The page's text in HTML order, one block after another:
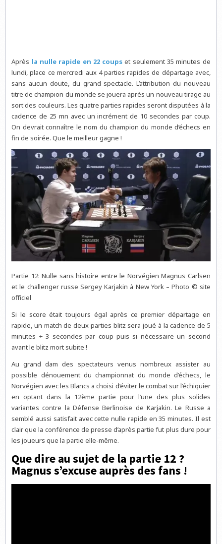
Après la nulle rapide en 22 coups et seulement 35 minutes de
lundi, place ce mercredi aux 4 parties rapides de départage avec,
sans aucun doute, du grand spectacle. L’attribution du nouveau
titre de champion du monde se jouera après un nouveau tirage au
sort des couleurs. Les quatre parties rapides seront disputées à la
cadence de 25 mn avec un incrément de 10 secondes par coup.
On devrait connaître le nom du champion du monde d’échecs en
fin de soirée. Que le meilleur gagne !
Partie 12: Nulle sans histoire entre le Norvégien Magnus Carlsen
et le challenger russe Sergey Karjakin à New York – Photo © site
officiel
Si le score était toujours égal après ce premier départage en
rapide, un match de deux parties blitz sera joué à la cadence de 5
minutes + 3 secondes par coup puis si nécessaire un second
avant le blitz mort subite !
Au grand dam des spectateurs venus nombreux assister au
possible dénouement du championnat du monde d’échecs, le
Norvégien avec les Blancs a choisi d’éviter le combat sur l’échiquier
en optant dans la 12ème partie pour l’une des plus solides
variantes contre la Défense Berlinoise de Karjakin. Le Russe a
semblé aussi satisfait avec cette nulle rapide en 35 minutes. Il est
clair que la conférence de presse d’après partie fut plus dure pour
les joueurs que la partie elle-même.
Que dire au sujet de la partie 12 ?
Magnus s’excuse auprès des fans !